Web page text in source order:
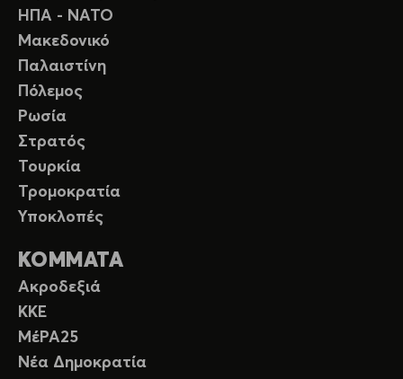
ΗΠΑ - ΝΑΤΟ
Μακεδονικό
Παλαιστίνη
Πόλεμος
Ρωσία
Στρατός
Τουρκία
Τρομοκρατία
Υποκλοπές
ΚΟΜΜΑΤΑ
Ακροδεξιά
ΚΚΕ
ΜέΡΑ25
Νέα Δημοκρατία